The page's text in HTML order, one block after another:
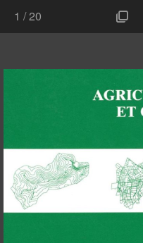
1 /20